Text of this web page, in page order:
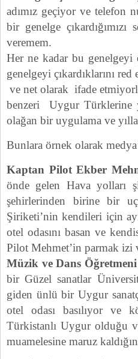
adımız geçiyor ve telefon
bir genelge
veremem.
Her ne kadar bu
genelgeyi çıkardıklarını
ve net olarak ifade
benzeri Uygur Türklerine
olağan bir uygulama ve
Bunlara örnek olarak
Kaptan Pilot Ekber
önde gelen Hava yolları
şehirlerinden birine bir
Şiriketi’nin kendileri için
otel odasını basan ve
Pilot Mehmet’in parmak izi
Müzik ve Dans
bir Güzel sanatlar
giden ünlü bir Uygur
otel odası basılıyor ve
Türkistanlı Uygur olduğu
muamelesine maruz